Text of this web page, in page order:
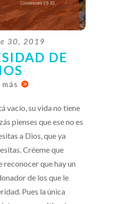
30, 2019
DE

vacío, su vida no tiene
pienses que ese no es
a Dios, que ya
Créeme que
que hay un
de los que le
Pues la única